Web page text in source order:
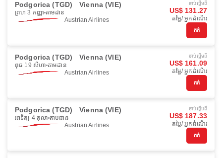
Podgorica (TGD) Vienna (VIE)
ព្រហ 3 កញ្ញា តាមដាន
Austrian Airlines
ចាប់ផ្ដើមពី
US$ 131.27
តម្លៃ/ អ្នកដំណើរ
កក់
Podgorica (TGD) Vienna (VIE)
ពុធ 19 សីហា តាមដាន
Austrian Airlines
ចាប់ផ្ដើមពី
US$ 161.09
តម្លៃ/ អ្នកដំណើរ
កក់
Podgorica (TGD) Vienna (VIE)
អាទិត្យ 4 តុលា តាមដាន
Austrian Airlines
ចាប់ផ្ដើមពី
US$ 187.33
តម្លៃ/ អ្នកដំណើរ
កក់